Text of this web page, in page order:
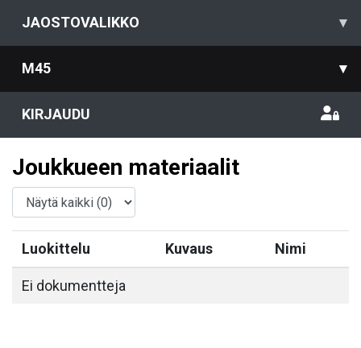
JAOSTOVALIKKO ▾
M45 ▾
KIRJAUDU
Joukkueen materiaalit
Luokittelu Kuvaus Nimi
Ei dokumentteja